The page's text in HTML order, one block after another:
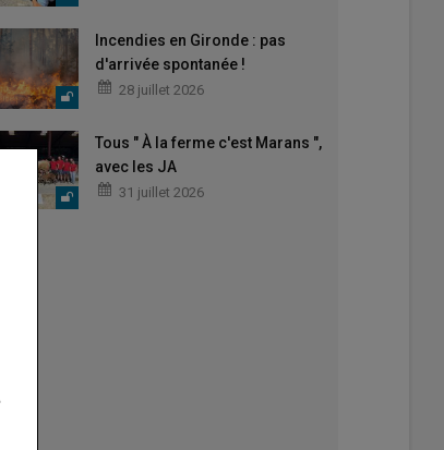
Incendies en Gironde : pas
d'arrivée spontanée !
28 juillet 2026
Tous " À la ferme c'est Marans ",
avec les JA
31 juillet 2026